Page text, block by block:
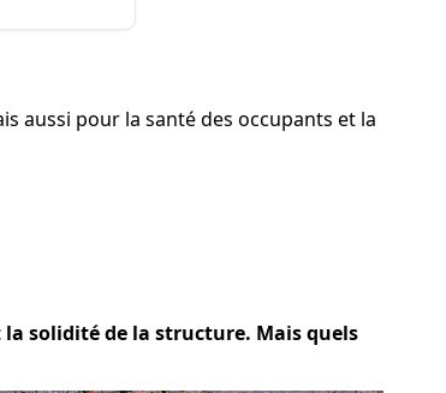
aussi pour la santé des occupants et la
solidité de la structure. Mais quels